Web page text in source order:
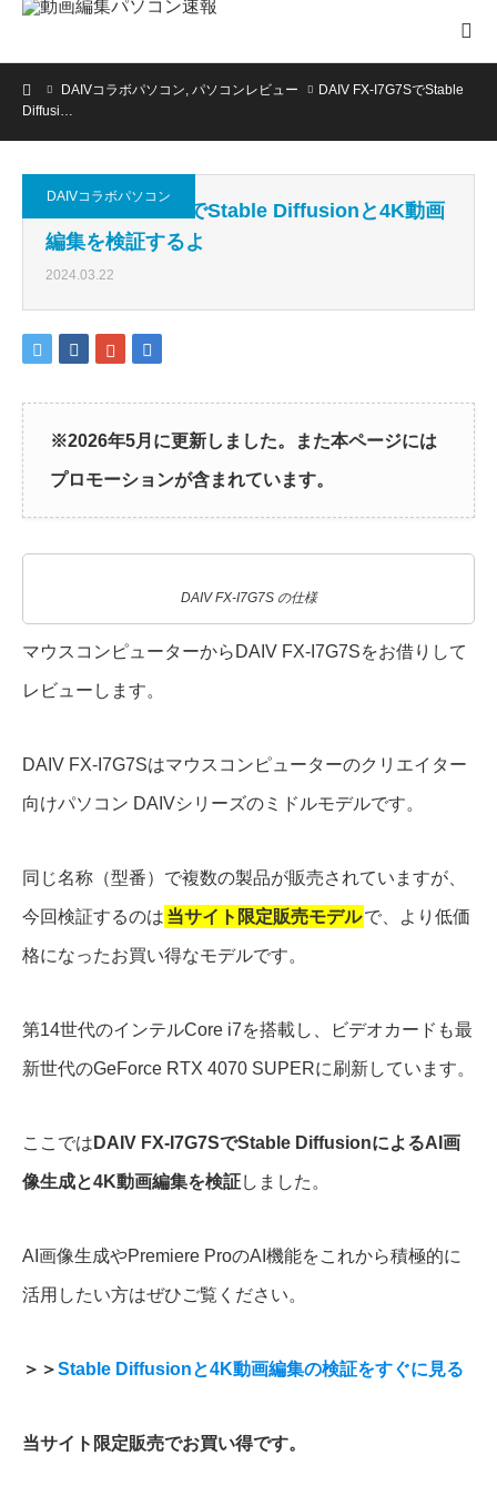
ホームDAIVコラボパソコン, パソコンレビュー
DAIV FX-I7G7SでStable
Diffusi…
DAIVコラボパソコン
DAIV FX-I7G7SでStable Diffusionと4K動画
編集を検証するよ
2024.03.22
※2026年5月に更新しました。また本ページには
プロモーションが含まれています。
DAIV FX-I7G7S の仕様
マウスコンピューターからDAIV FX-I7G7Sをお借りして
レビューします。
DAIV FX-I7G7Sはマウスコンピューターのクリエイター
向けパソコン DAIVシリーズのミドルモデルです。
同じ名称（型番）で複数の製品が販売されていますが、
今回検証するのは 当サイト限定販売モデルで、より低価
格になったお買い得なモデルです。
第14世代のインテルCore i7を搭載し、ビデオカードも最
新世代のGeForce RTX 4070 SUPERに刷新しています。
ここでは DAIV FX-I7G7SでStable DiffusionによるAI画
像生成と4K動画編集を検証しました。
AI画像生成やPremiere ProのAI機能をこれから積極的に
活用したい方はぜひご覧ください。
＞＞Stable Diffusionと4K動画編集の検証をすぐに見る
当サイト限定販売でお買い得です。